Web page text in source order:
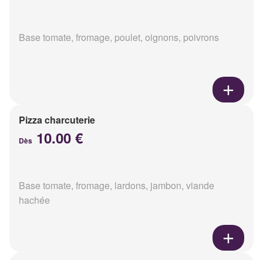
Base tomate, fromage, poulet, oignons, poivrons
Pizza charcuterie
Dès 10.00 €
Base tomate, fromage, lardons, jambon, viande
hachée